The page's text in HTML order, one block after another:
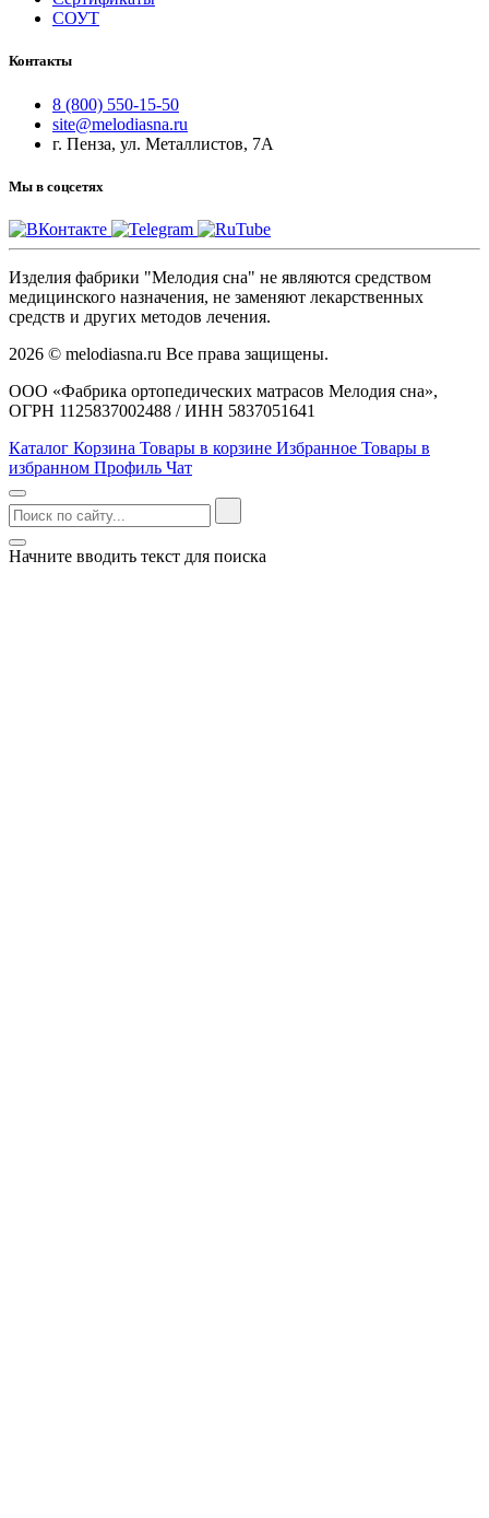
СОУТ
Контакты
8 (800) 550-15-50
site@melodiasna.ru
г. Пенза, ул. Металлистов, 7А
Мы в соцсетях
Изделия фабрики "Мелодия сна" не являются средством
медицинского назначения, не заменяют лекарственных
средств и других методов лечения.
2026 © melodiasna.ru Все права защищены.
ООО «Фабрика ортопедических матрасов Мелодия сна»,
ОГРН 1125837002488 / ИНН 5837051641
Каталог Корзина Товары в корзине Избранное Товары в
избранном Профиль Чат
Начните вводить текст для поиска